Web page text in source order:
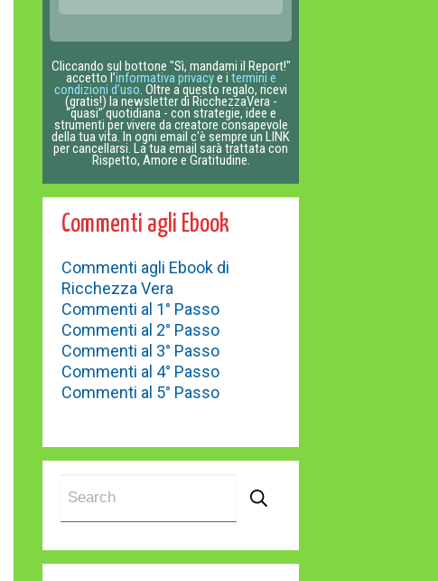
Cliccando sul bottone "Sì, mandami il Report!"
accetto l’informativa privacye i termini e
condizioni d’uso. Oltre a questo regalo, ricevi
(gratis!) la newsletter di RicchezzaVera -
“quasi” quotidiana - con strategie, idee e
strumenti per vivere da creatore consapevole
della tua vita. In ogni email c'è sempre un LINK
per cancellarsi. La tua email sarà trattata con
Rispetto, Amore e Gratitudine.
Commenti agli Ebook
Commenti agli Ebook di
Ricchezza Vera
Commenti al 1° Passo
Commenti al 2° Passo
Commenti al 3° Passo
Commenti al 4° Passo
Commenti al 5° Passo